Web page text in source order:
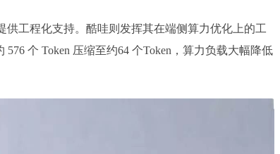
工程化支持。酷哇则发挥其在端侧算力优化上的工
个 Token 压缩至约64 个Token，算力负载大幅降低